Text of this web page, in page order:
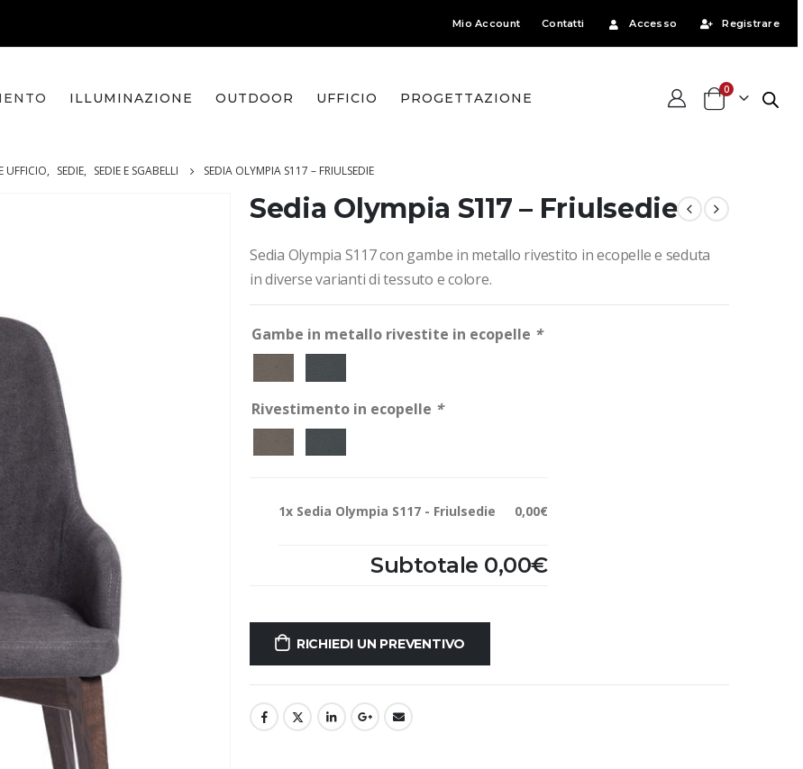
Mio Account Contatti Accesso Registrare
ILLUMINAZIONE OUTDOOR UFFICIO PROGETTAZIONE
0
UFFICIO, SEDIE, SEDIE E SGABELLI SEDIA OLYMPIA S117 – FRIULSEDIE
Sedia Olympia S117 – Friulsedie
Sedia Olympia S117 con gambe in metallo rivestito in ecopelle e seduta
in diverse varianti di tessuto e colore.
Gambe in metallo rivestite in ecopelle *
Rivestimento in ecopelle *
1x Sedia Olympia S117 - Friulsedie 0,00€
Subtotale 0,00€
RICHIEDI UN PREVENTIVO